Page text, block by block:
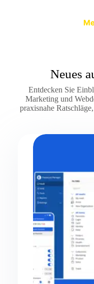
Neues
Entdecken Sie
Marketing und
praxisnahe